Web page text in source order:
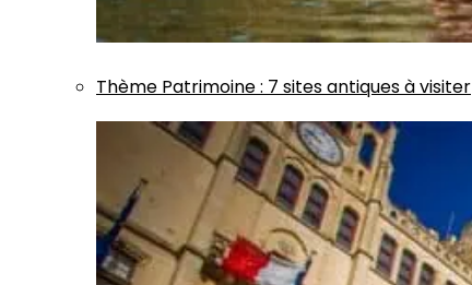
Thème Patrimoine: 7 sites antiques à visiter